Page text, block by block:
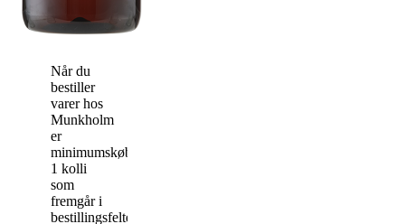
Når du
bestiller
varer hos
Munkholm
er
minimumskøbet
1 kolli
som
fremgår i
bestillingsfeltet